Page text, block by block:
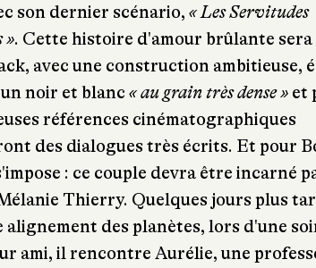
son dernier scénario, « Les Servitudes
». Cette histoire d'amour brûlante
avec une construction ambitieuse,
noir et blanc « au grain très dense » et
références cinématographiques
des dialogues très écrits. Et pour
: ce couple devra être incarné
Thierry. Quelques jours plus
des planètes, lors d'une
ami, il rencontre Aurélie, une